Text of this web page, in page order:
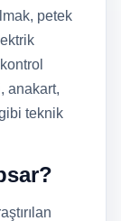
petek
anakart,
teknik